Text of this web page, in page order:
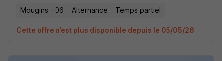
Mougins - 06 Alternance Temps partiel
Cette offre n’est plus disponible depuis le 05/05/26